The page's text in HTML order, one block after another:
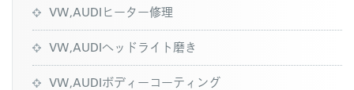
VW,AUDIヒーター修理
VW,AUDIヘッドライト磨き
VW,AUDIボディーコーティング